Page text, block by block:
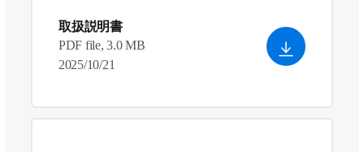
取扱説明書
PDF file, 3.0 MB
2025/10/21